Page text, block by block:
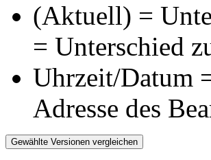
(Aktuell) =
= Unterschied
Uhrzeit/Datum
Adresse des